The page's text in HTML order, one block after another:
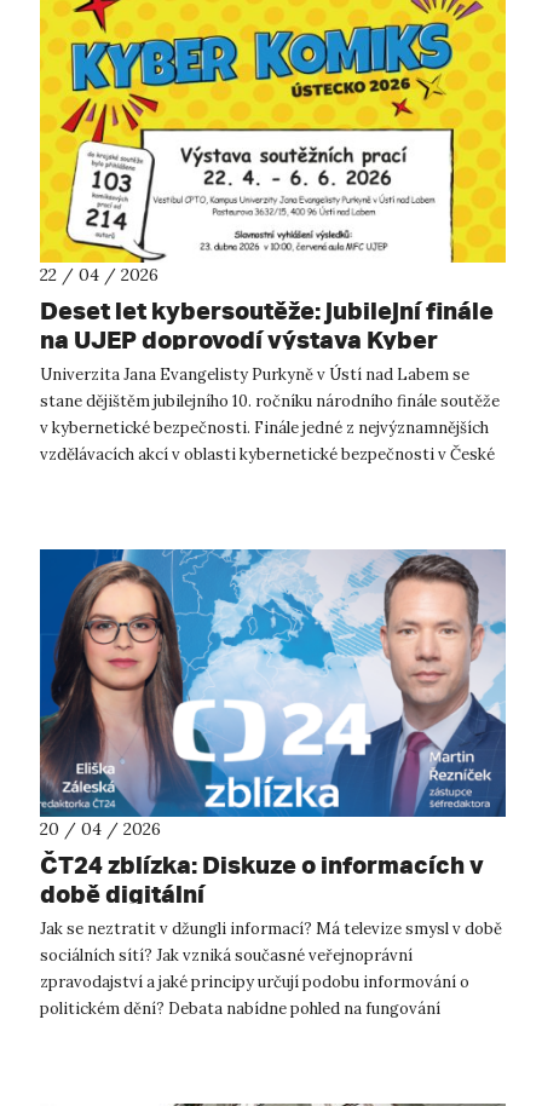
22 / 04 / 2026
Deset let kybersoutěže: jubilejní finále
na UJEP doprovodí výstava Kyber
Komiksů
Univerzita Jana Evangelisty Purkyně v Ústí nad Labem se
stane dějištěm jubilejního 10. ročníku národního finále soutěže
v kybernetické bezpečnosti. Finále jedné z nejvýznamnějších
vzdělávacích akcí v oblasti kybernetické bezpečnosti v České
20 / 04 / 2026
ČT24 zblízka: Diskuze o informacích v
době digitální
Jak se neztratit v džungli informací? Má televize smysl v době
sociálních sítí? Jak vzniká současné veřejnoprávní
zpravodajství a jaké principy určují podobu informování o
politickém dění? Debata nabídne pohled na fungování